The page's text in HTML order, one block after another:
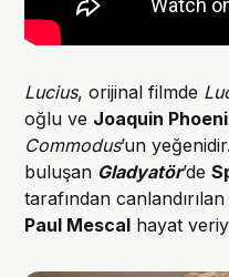
Lucius, orijinal filmde
oğlu ve Joaquin
Commodus’un
buluşan Gladyatör’de
tarafından
Paul Mescal hayat